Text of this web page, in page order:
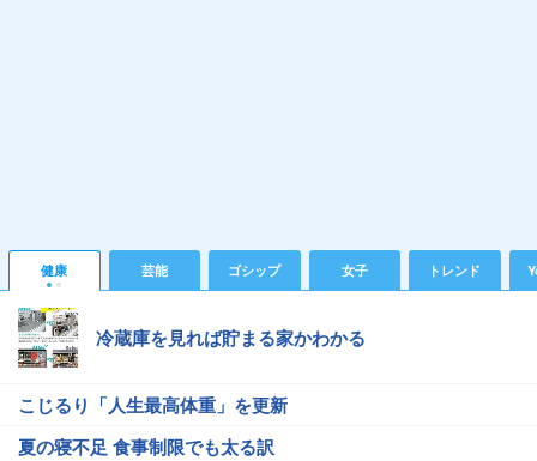
健康 芸能 ゴシップ 女子 トレンド
冷蔵庫を見れば貯まる家かわかる
こじるり「人生最高体重」を更新
夏の寝不足 食事制限でも太る訳